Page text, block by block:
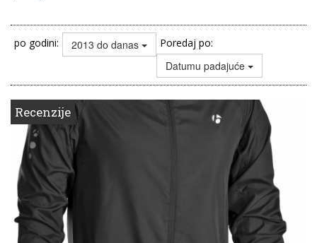
po godini: 2013 do danas Poredaj po:
Datumu padajuće
Recenzije